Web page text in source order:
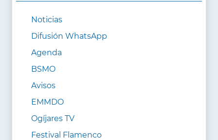
Noticias
Difusión WhatsApp
Agenda
BSMO
Avisos
EMMDO
Ogíjares TV
Festival Flamenco